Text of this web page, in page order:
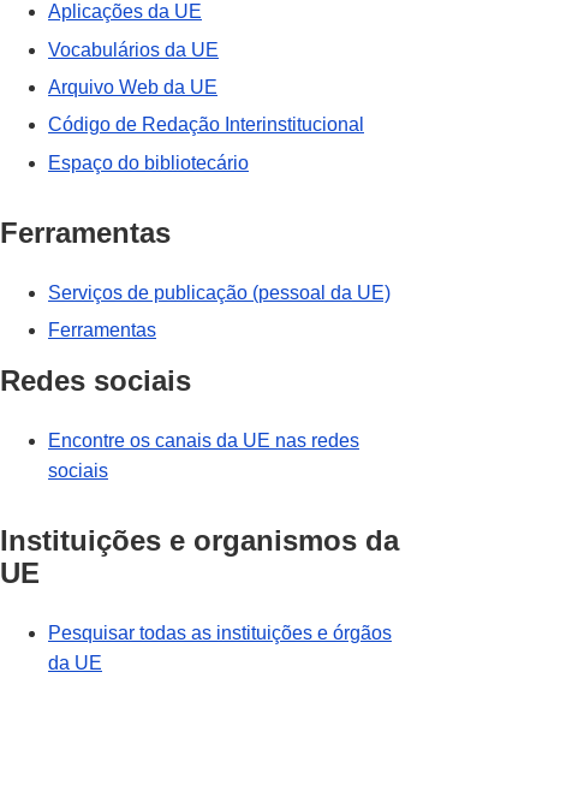
Aplicações da UE
Vocabulários da UE
Arquivo Web da UE
Código de Redação Interinstitucional
Espaço do bibliotecário
Ferramentas
Serviços de publicação (pessoal da UE)
Ferramentas
Redes sociais
Encontre os canais da UE nas redes
sociais
Instituições e organismos da
UE
Pesquisar todas as instituições e órgãos
da UE